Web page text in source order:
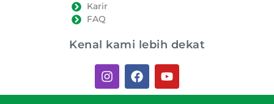
Karir
FAQ
Kenal kami lebih dekat